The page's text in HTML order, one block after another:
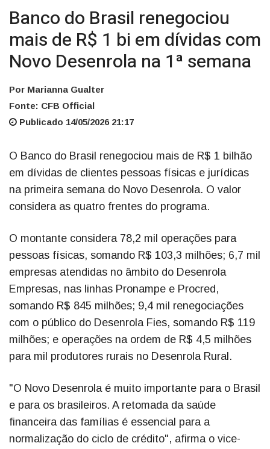
Banco do Brasil renegociou
mais de R$ 1 bi em dívidas com
Novo Desenrola na 1ª semana
Por Marianna Gualter
Fonte: CFB Official
Publicado 14/05/2026 21:17
O Banco do Brasil renegociou mais de R$ 1 bilhão
em dívidas de clientes pessoas físicas e jurídicas
na primeira semana do Novo Desenrola. O valor
considera as quatro frentes do programa.
O montante considera 78,2 mil operações para
pessoas físicas, somando R$ 103,3 milhões; 6,7 mil
empresas atendidas no âmbito do Desenrola
Empresas, nas linhas Pronampe e Procred,
somando R$ 845 milhões; 9,4 mil renegociações
com o público do Desenrola Fies, somando R$ 119
milhões; e operações na ordem de R$ 4,5 milhões
para mil produtores rurais no Desenrola Rural.
"O Novo Desenrola é muito importante para o Brasil
e para os brasileiros. A retomada da saúde
financeira das famílias é essencial para a
normalização do ciclo de crédito", afirma o vice-